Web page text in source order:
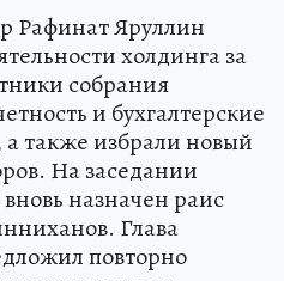
Рафинат Яруллин
холдинга за
собрания
и бухгалтерские
а также избрали новый
На заседании
назначен раис
Глава
повторно